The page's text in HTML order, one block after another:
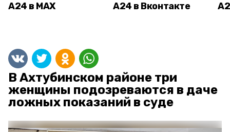
А24 в MAX А24 в Вконтакте
В Ахтубинском районе три
женщины подозреваются в даче
ложных показаний в суде